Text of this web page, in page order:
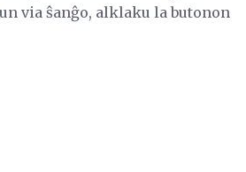
via ŝanĝo, alklaku la butonon